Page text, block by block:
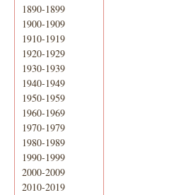
1890-1899
1900-1909
1910-1919
1920-1929
1930-1939
1940-1949
1950-1959
1960-1969
1970-1979
1980-1989
1990-1999
2000-2009
2010-2019